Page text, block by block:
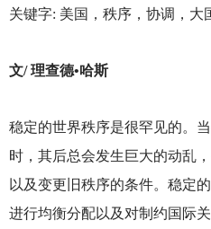
关键字: 美国，秩序，协调，大
文/ 理查德•哈斯
稳定的世界秩序是很罕见的。
时，其后总会发生巨大的动乱
以及变更旧秩序的条件。稳定
进行均衡分配以及对制约国际